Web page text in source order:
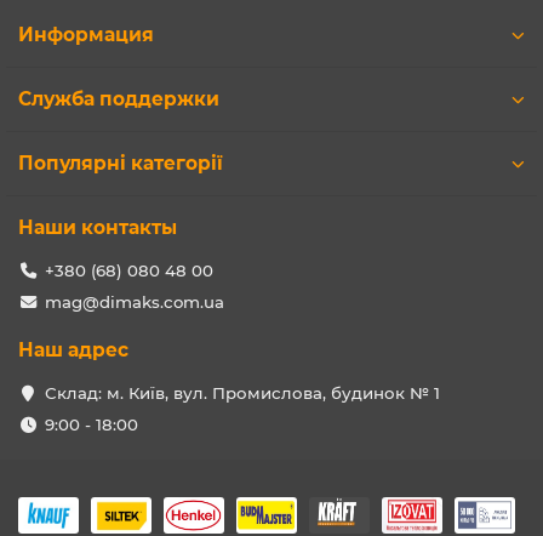
Информация
Служба поддержки
Популярні категорії
Наши контакты
+380 (68) 080 48 00
mag@dimaks.com.ua
Наш адрес
Склад: м. Київ, вул. Промислова, будинок № 1
9:00 - 18:00